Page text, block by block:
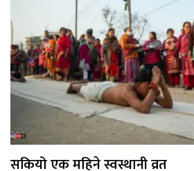
सकियो एक महिने स्वस्थानी व्रत